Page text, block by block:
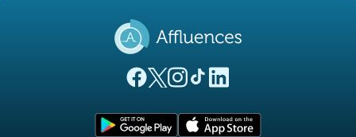
(nouvel onglet)
(nouvel onglet)
(nouvel onglet)
(nouvel onglet)
(nouvel onglet)